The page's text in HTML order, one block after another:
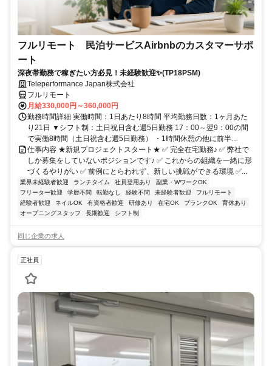
フルリモート 民泊サービスAirbnbのカスタマーサポ
ート
深夜帯勤務で稼ぎたい方必見！未経験歓迎✨(TP18PSM)
Teleperformance Japan株式会社
フルリモート
月給330,000円～360,000円
勤務時間詳細 実働時間：1日あたり8時間 平均勤務日数：1ヶ月あた
り21日 ▼シフト制：土日祝日含む週5日勤務 17：00～翌9：00の間
で実働8時間（土日祝含む週5日勤務） ・1時間休憩の他に前半...
仕事内容 ★新規プロジェクトスタート★ ✅ 完全在宅勤務♪ ✅ 弊社で
しか募集をしていないポジションです♪ ✅ これからの組織を一緒に形
づくるやりがい ✅ 前例にとらわれず、新しい挑戦ができる環境 ✅...
業界未経験者歓迎 ランチタイム 社員登用あり
副業・WワークOK
フリーター歓迎
学歴不問 転勤なし 経験不問 未経験者歓迎
フルリモート
経験者歓迎
ネイルOK 有資格者歓迎 研修あり 在宅OK ブランクOK
育休あり
オープニングスタッフ
長期歓迎 シフト制
同じ企業の求人
正社員